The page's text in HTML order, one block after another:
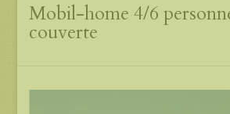
Mobil-home 4/6
couverte